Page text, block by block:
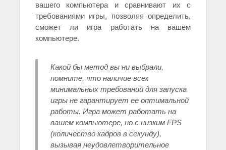
вашего компьютера и сравнивают их с
требованиями игры, позволяя определить,
сможет ли игра работать на вашем
компьютере.
Какой бы метод вы ни выбрали,
помните, что наличие всех
минимальных требований для запуска
игры не гарантирует ее оптимальной
работы. Игра может работать на
вашем компьютере, но с низким FPS
(количество кадров в секунду),
вызывая неудовлетворительное